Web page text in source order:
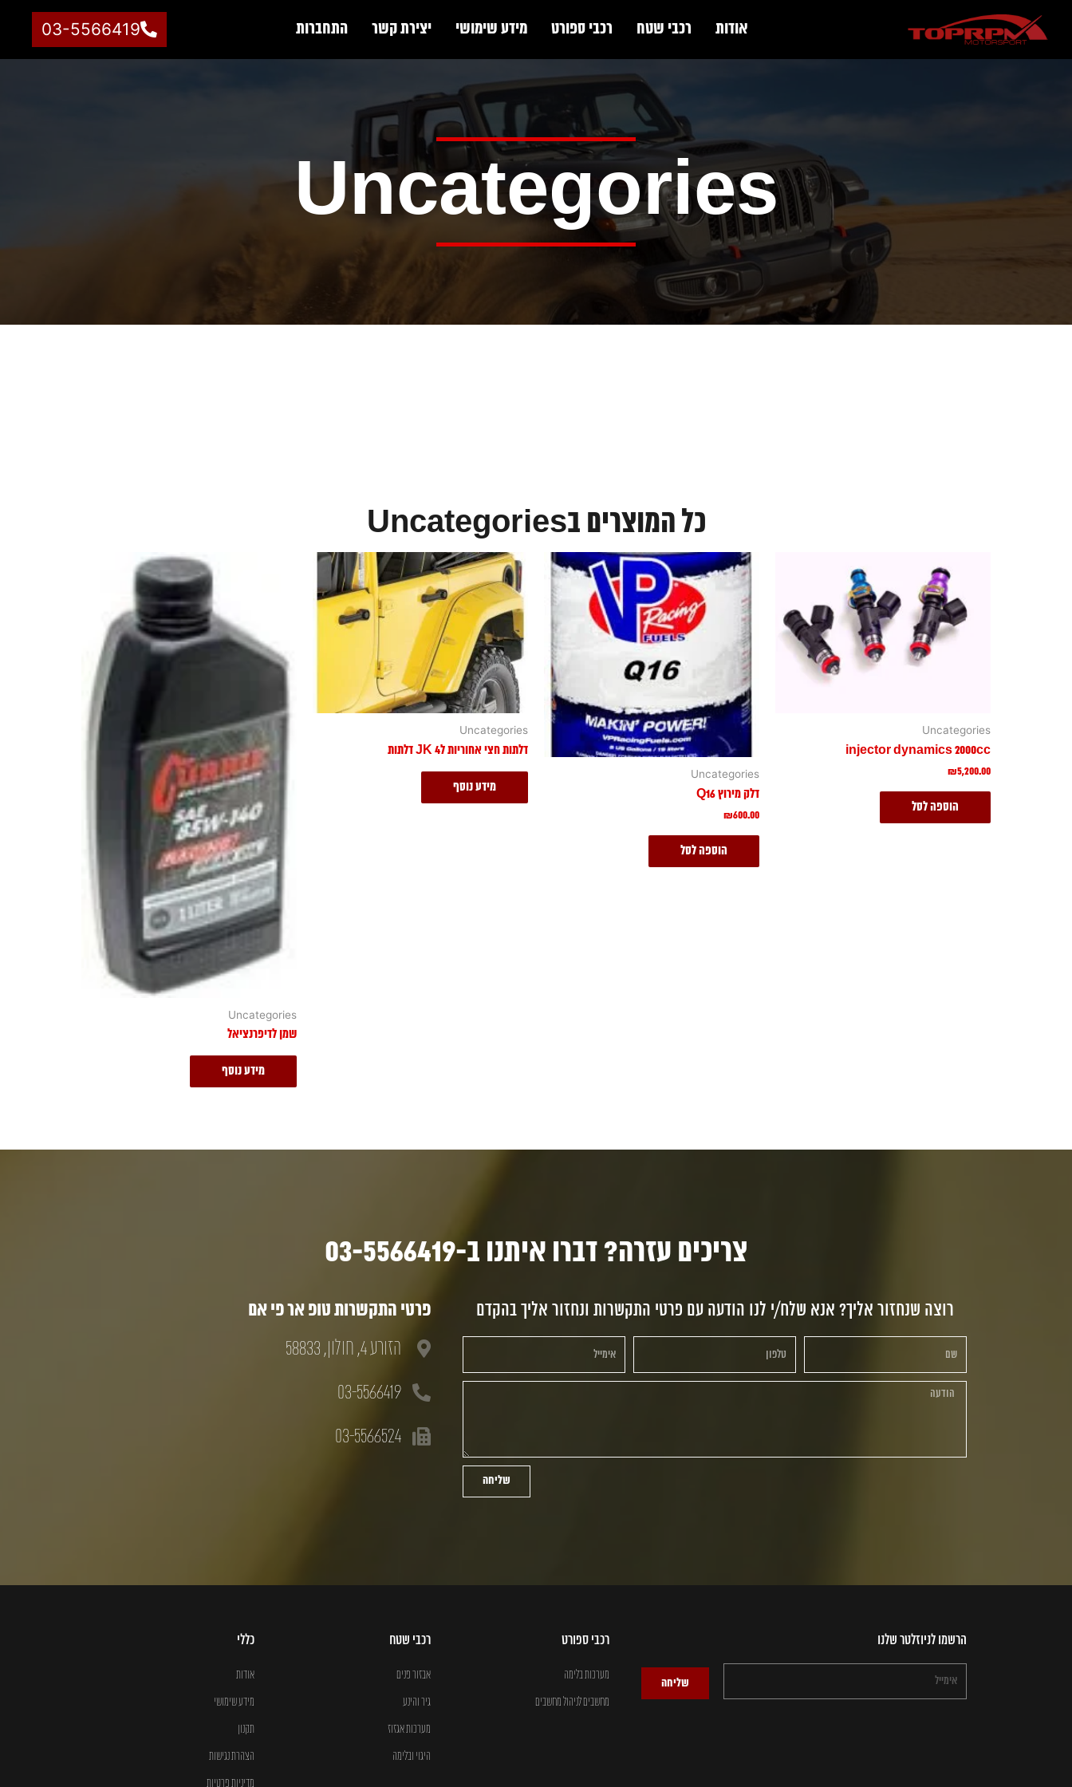
אודות רכבי שטח רכבי ספורט מידע שימושי יצירת קשר התחברות 03-5566419
Uncategories
כל המוצרים בUncategories
Uncategories
injector dynamics 2000cc
₪5,200.00
הוספה לסל
Uncategories
דלק מירוץ Q16
₪600.00
הוספה לסל
Uncategories
דלתות חצי אחוריות לJK 4 דלתות
מידע נוסף
Uncategories
שמן לדיפרנציאל
מידע נוסף
צריכים עזרה? דברו איתנו ב-03-5566419
רוצה שנחזור אליך? אנא שלח/י לנו הודעה עם פרטי התקשרות ונחזור אליך בהקדם
שליחה
פרטי התקשרות טופ אר פי אם
הזורע 4, חולון, 58833
03-5566419
03-5566524
הרשמו לניוזלטר שלנו
שליחה
רכבי ספורט
מערכות בלימה
מחשבים לניהול מחשבים
רכבי שטח
אבזור פנים
גיר והינע
מערכות אגזוז
היגוי ובלימה
כללי
אודות
מידע שימושי
תקנון
הצהרת נגישות
מדיניות פרטיות